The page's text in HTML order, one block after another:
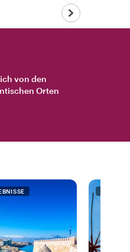
von den
Orten